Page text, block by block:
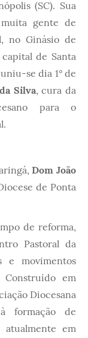
(SC). Sua
gente de
no Ginásio de
de Santa
se dia 1° de
Silva, cura da
para o
Dom João
de Ponta
de reforma,
Pastoral da
e movimentos
Construído em
Diocesana
formação de
em